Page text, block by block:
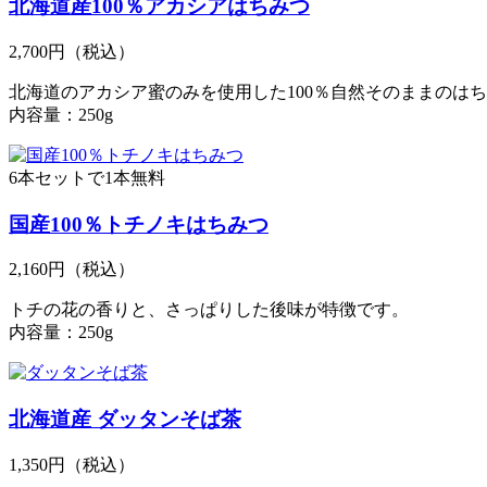
北海道産100％アカシアはちみつ
2,700円 （税込）
北海道のアカシア蜜のみを使用した100％自然そのままのはち
内容量：250g
6本セットで1本無料
国産100％トチノキはちみつ
2,160円 （税込）
トチの花の香りと、さっぱりした後味が特徴です。
内容量：250g
北海道産 ダッタンそば茶
1,350円 （税込）